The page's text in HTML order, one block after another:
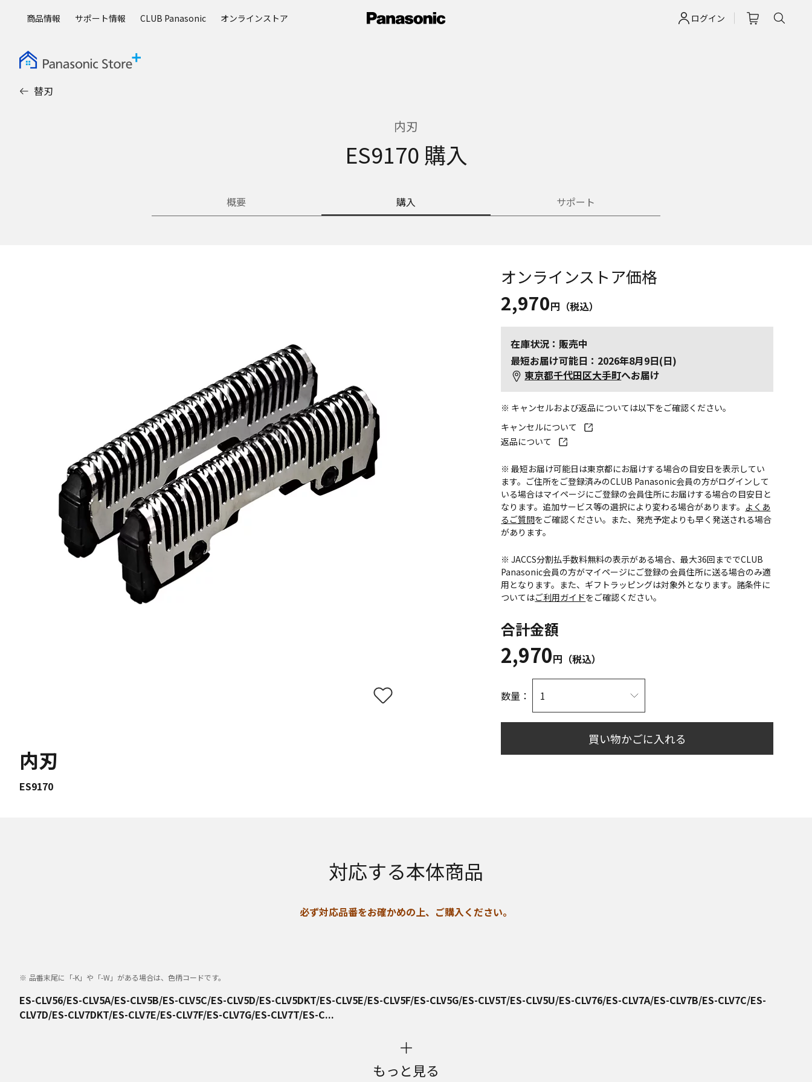
ログイン
商品情報 サポート情報 CLUB Panasonic オンラインストア
替刃
内刃
ES9170 購入
概要 購入 サポート
内刃
ES9170
オンラインストア価格
2,970円（税込）
在庫状況：販売中
最短お届け可能日：2026年8月9日(日)
東京都千代田区大手町へお届け
※ キャンセルおよび返品については以下をご確認ください。
キャンセルについて
返品について
※ 最短お届け可能日は東京都にお届けする場合の目安日を表示してい
ます。ご住所をご登録済みのCLUB Panasonic会員の方がログインして
いる場合はマイページにご登録の会員住所にお届けする場合の目安日と
なります。追加サービス等の選択により変わる場合があります。 よくあ
るご質問をご確認ください。また、発売予定よりも早く発送される場合
があります。
※ JACCS分割払手数料無料の表示がある場合、最大36回まででCLUB
Panasonic会員の方がマイページにご登録の会員住所に送る場合のみ適
用となります。また、ギフトラッピングは対象外となります。諸条件に
ついてはご利用ガイドをご確認ください。
合計金額
2,970円（税込）
数量：
買い物かごに入れる
対応する本体商品
必ず対応品番をお確かめの上、ご購入ください。
品番末尾に「-K」や「-W」がある場合は、色柄コードです。
ES-CLV56/ES-CLV5A/ES-CLV5B/ES-CLV5C/ES-CLV5D/ES-CLV5DKT/ES-CLV5E/ES-CLV5F/ES-CLV5G/ES-CLV5T/ES-CLV5U/ES-CLV76/ES-CLV7A/ES-CLV7B/ES-CLV7C/ES-
CLV7D/ES-CLV7DKT/ES-CLV7E/ES-CLV7F/ES-CLV7G/ES-CLV7T/ES-C...
もっと見る